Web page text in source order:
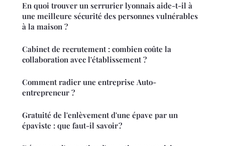
En quoi trouver un serrurier lyonnais aide-t-il à
une meilleure sécurité des personnes vulnérables
à la maison ?
Cabinet de recrutement : combien coûte la
collaboration avec l'établissement ?
Comment radier une entreprise Auto-
entrepreneur ?
Gratuité de l'enlèvement d'une épave par un
épaviste : que faut-il savoir ?